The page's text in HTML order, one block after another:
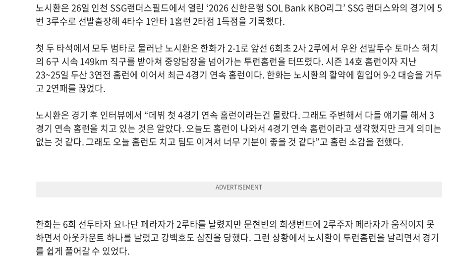
노시환은 26일 인천 SSG랜더스필드에서 열린 ‘2026 신한은행 SOL Bank KBO리그’ SSG 랜더스와의 경기에 5
번 3루수로 선발출장해 4타수 1안타 1홈런 2타점 1득점을 기록했다.
첫 두 타석에서 모두 범타로 물러난 노시환은 한화가 2-1로 앞선 6회초 2사 2루에서 우완 선발투수 토마스 해치
의 6구 시속 149km 직구를 받아쳐 중앙담장을 넘어가는 투런홈런을 터뜨렸다. 시즌 14호 홈런이자 지난
23~25일 두산 3연전 홈런에 이어서 최근 4경기 연속 홈런이다. 한화는 노시환의 활약에 힘입어 9-2 대승을 거두
고 2연패를 끊었다.
노시환은 경기 후 인터뷰에서 “데뷔 첫 4경기 연속 홈런이라는건 몰랐다. 그래도 주변해서 다들 얘기를 해서 3
경기 연속 홈런을 치고 있는 것은 알았다. 오늘도 홈런이 나와서 4경기 연속 홈런이라고 생각했지만 크게 의미는
없는 것 같다. 그래도 오늘 홈런도 치고 팀도 이겨서 너무 기분이 좋을 것 같다”고 홈런 소감을 전했다.
한화는 6회 선두타자 요나단 페라자가 2루타를 날렸지만 문현빈의 희생번트에 2루주자 페라자가 움직이지 못
하면서 아웃카운트 하나를 날렸고 강백호도 삼진을 당했다. 그런 상황에서 노시환이 투런홈런을 날리면서 경기
를 쉽게 풀어갈 수 있었다.